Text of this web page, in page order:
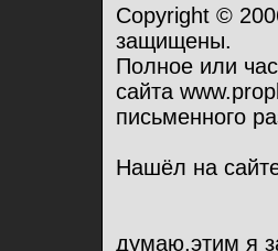
Copyright ©
защищены.
Полное или
сайта
письменного
Нашёл на
думаю,этим я